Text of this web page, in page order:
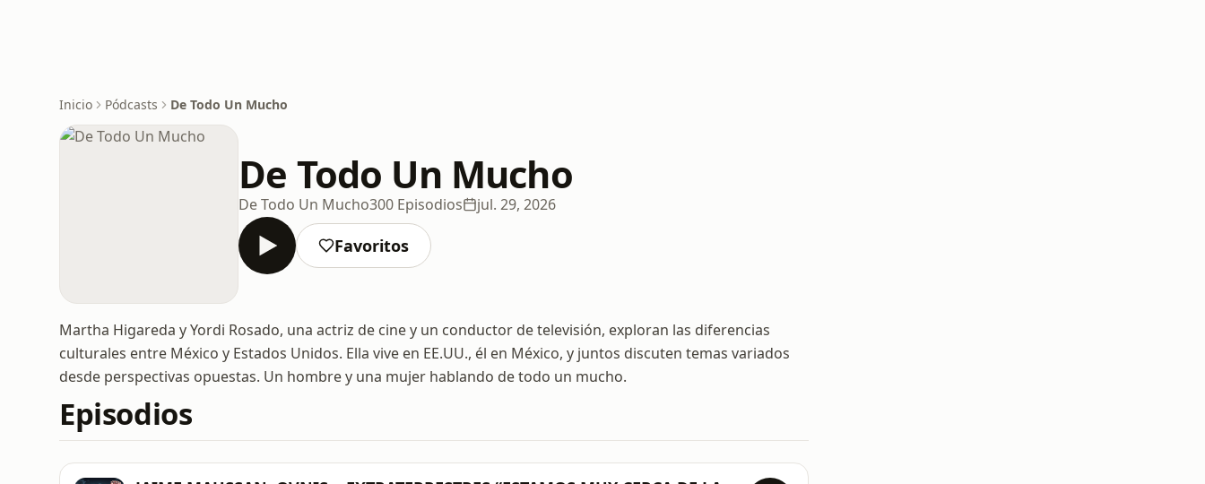
Inicio Pódcasts De Todo Un Mucho
De Todo Un Mucho
De Todo Un Mucho300 Episodios jul. 29, 2026
Favoritos
Martha Higareda y Yordi Rosado, una actriz de cine y un conductor de televisión, exploran las diferencias
culturales entre México y Estados Unidos. Ella vive en EE.UU., él en México, y juntos discuten temas variados
desde perspectivas opuestas. Un hombre y una mujer hablando de todo un mucho.
Episodios